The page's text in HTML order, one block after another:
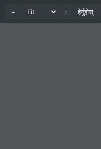
− + हेर्नुहोस्